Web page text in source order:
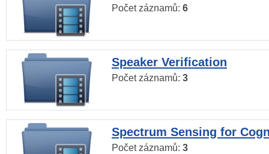
Počet záznamů: 6
Speaker Verification
Počet záznamů: 3
Spectrum Sensing for
Počet záznamů: 3